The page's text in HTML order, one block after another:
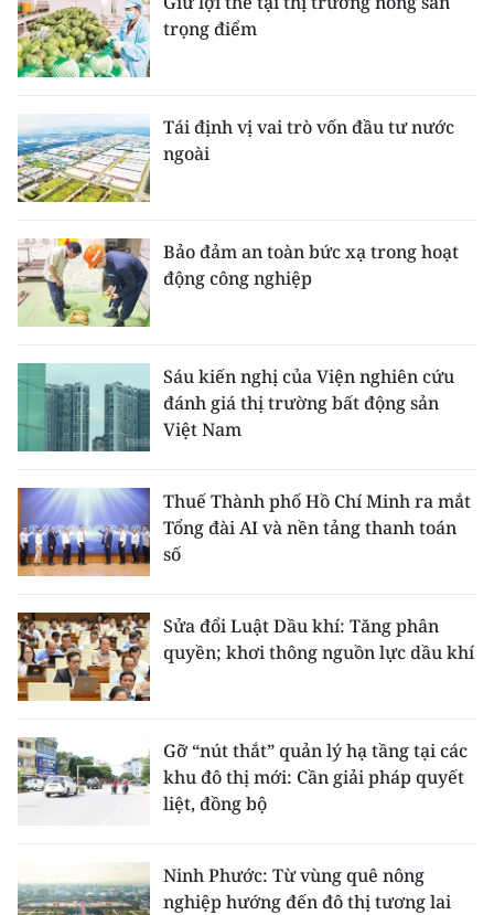
trọng điểm
Tái định vị vai trò vốn đầu tư nước
ngoài
Bảo đảm an toàn bức xạ trong hoạt
động công nghiệp
Sáu kiến nghị của Viện nghiên cứu
đánh giá thị trường bất động sản
Việt Nam
Thuế Thành phố Hồ Chí Minh ra mắt
Tổng đài AI và nền tảng thanh toán
số
Sửa đổi Luật Dầu khí: Tăng phân
quyền; khơi thông nguồn lực dầu khí
Gỡ “nút thắt” quản lý hạ tầng tại các
khu đô thị mới: Cần giải pháp quyết
liệt, đồng bộ
Ninh Phước: Từ vùng quê nông
nghiệp hướng đến đô thị tương lai